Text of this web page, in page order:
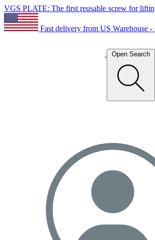
VGS PLATE: The first reusable screw for
Fast delivery from US Warehouse -
Open Search